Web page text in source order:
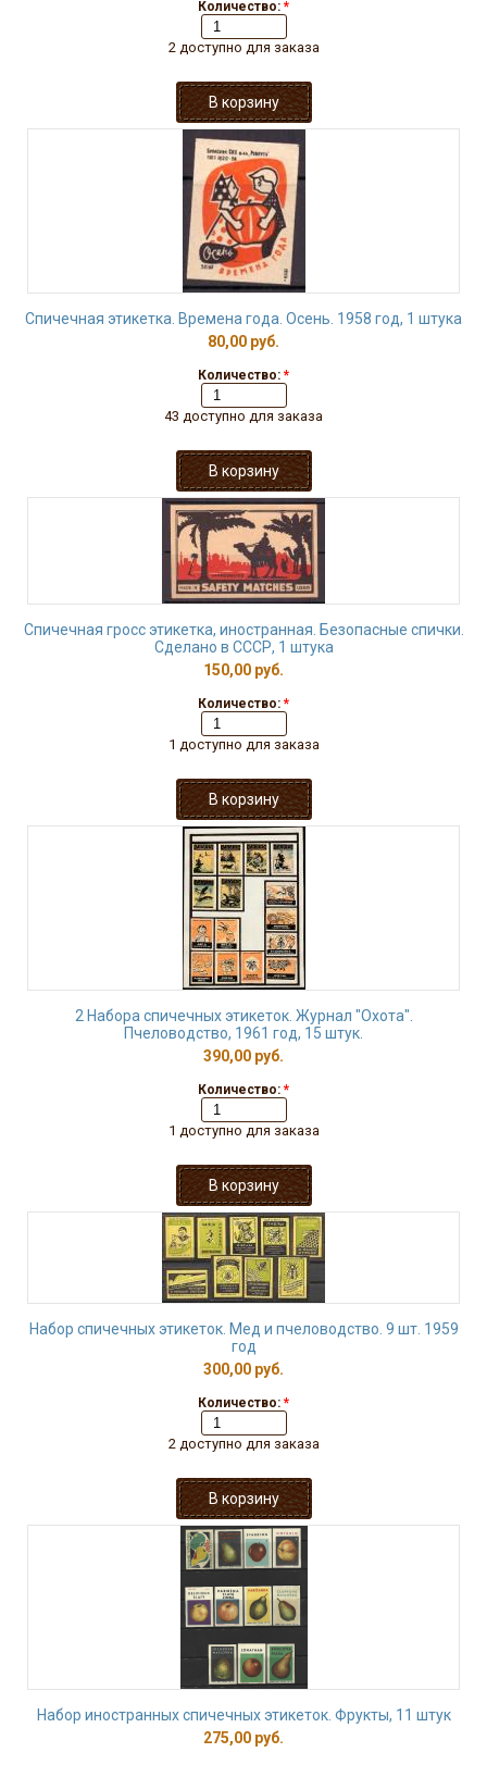
Количество: *
2 доступно для заказа
Спичечная этикетка. Времена года. Осень. 1958 год, 1 штука
80,00 руб.
Количество: *
43 доступно для заказа
Спичечная гросс этикетка, иностранная. Безопасные спички.
Сделано в СССР, 1 штука
150,00 руб.
Количество: *
1 доступно для заказа
2 Набора спичечных этикеток. Журнал "Охота".
Пчеловодство, 1961 год, 15 штук.
390,00 руб.
Количество: *
1 доступно для заказа
Набор спичечных этикеток. Мед и пчеловодство. 9 шт. 1959
год
300,00 руб.
Количество: *
2 доступно для заказа
Набор иностранных спичечных этикеток. Фрукты, 11 штук
275,00 руб.